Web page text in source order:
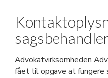
Advokatvirksomheden
fået til opgave at fungere